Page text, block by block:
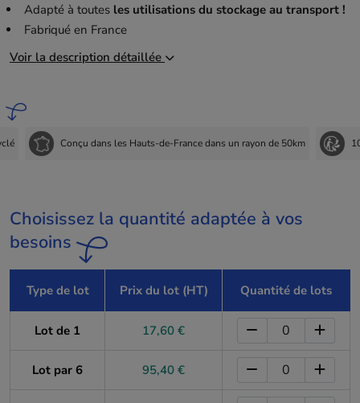
Adapté à toutes les utilisations du stockage au transport !
Fabriqué en France
Voir la description détaillée
Conçu dans les Hauts-de-France dans un rayon de 50km
Choisissez la quantité adaptée à vos
besoins
Type de lot Prix du lot (HT) Quantité de lots
Lot de 1 17,60 €
Lot par 6 95,40 €